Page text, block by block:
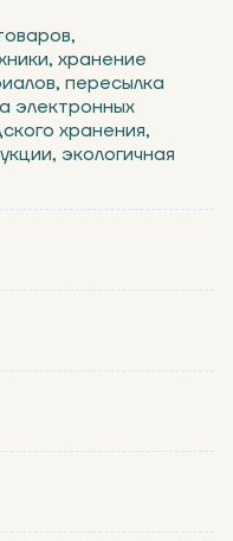
хранение
пересылка
электронных
хранения,
экологичная